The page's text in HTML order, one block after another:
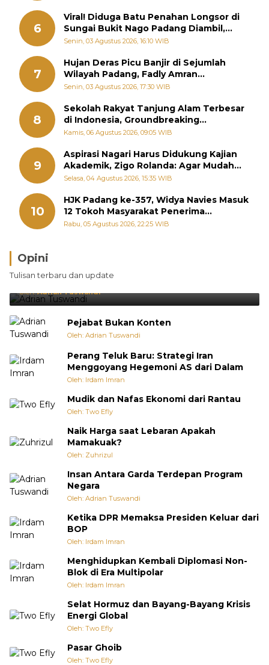
6
Viral! Diduga Batu Penahan Longsor di
Sungai Bukit Nago Padang Diambil,
Warga Khawatir Bencana Terulang
Senin, 03 Agustus 2026, 16:10 WIB
7
Hujan Deras Picu Banjir di Sejumlah
Wilayah Padang, Fadly Amran
Perintahkan OPD Siaga
Senin, 03 Agustus 2026, 17:30 WIB
8
Sekolah Rakyat Tanjung Alam Terbesar
di Indonesia, Groundbreaking
September
Kamis, 06 Agustus 2026, 09:05 WIB
9
Aspirasi Nagari Harus Didukung Kajian
Akademik, Zigo Rolanda: Agar Mudah
Diperjuangkan di Kementerian
Selasa, 04 Agustus 2026, 15:35 WIB
10
HJK Padang ke-357, Widya Navies Masuk
12 Tokoh Masyarakat Penerima
Penghargaan Pemko Padang
Rabu, 05 Agustus 2026, 22:25 WIB
Opini
Tulisan terbaru dan update
Brasil Lebih Diunggulkan, tetapi Jepang Selalu
Punya Cara Membuat Kejutan
Oleh:Adrian Tuswandi
Pejabat Bukan Konten
Oleh: Adrian Tuswandi
Perang Teluk Baru: Strategi Iran
Menggoyang Hegemoni AS dari Dalam
Oleh: Irdam Imran
Mudik dan Nafas Ekonomi dari Rantau
Oleh: Two Efly
Naik Harga saat Lebaran Apakah
Mamakuak?
Oleh: Zuhrizul
Insan Antara Garda Terdepan Program
Negara
Oleh: Adrian Tuswandi
Ketika DPR Memaksa Presiden Keluar dari
BOP
Oleh: Irdam Imran
Menghidupkan Kembali Diplomasi Non-
Blok di Era Multipolar
Oleh: Irdam Imran
Selat Hormuz dan Bayang-Bayang Krisis
Energi Global
Oleh: Two Efly
Pasar Ghoib
Oleh: Two Efly